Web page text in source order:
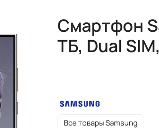
Смартфон
ТБ, Dual
Все товары Samsung